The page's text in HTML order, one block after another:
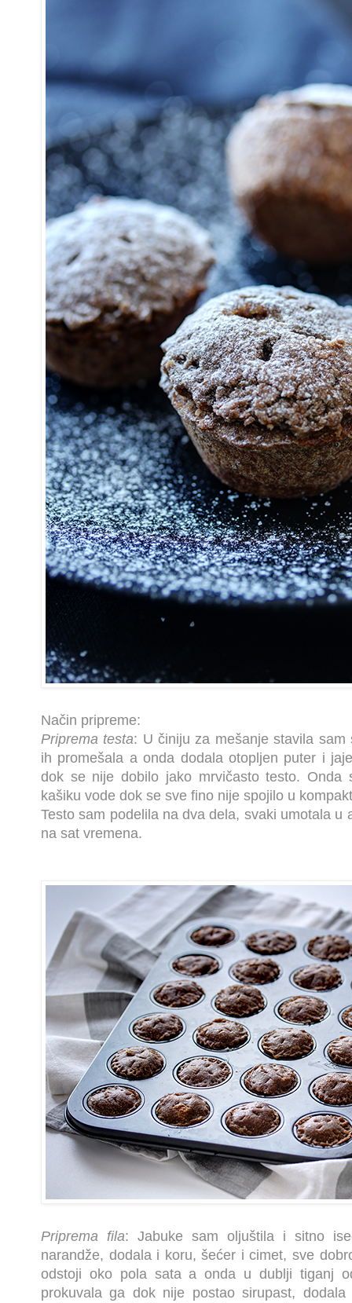
Način pripreme:
Priprema testa: U činiju za mešanje stavila sam
ih promešala a onda dodala otopljen puter i
dok se nije dobilo jako mrvičasto testo. Onda
kašiku vode dok se sve fino nije spojilo u
Testo sam podelila na dva dela, svaki umotala u
na sat vremena.
Priprema fila: Jabuke sam oljuštila i sitno
narandže, dodala i koru, šećer i cimet, sve
odstoji oko pola sata a onda u dublji tiganj
prokuvala ga dok nije postao sirupast,